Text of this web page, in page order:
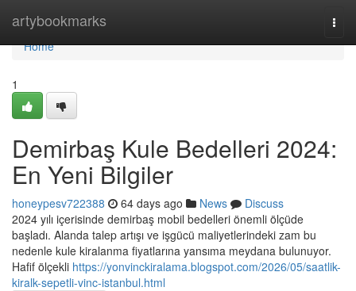
artybookmarks
Home
Home
1
Demirbaş Kule Bedelleri 2024:
En Yeni Bilgiler
honeypesv722388 64 days ago News
Discuss
2024 yılı içerisinde demirbaş mobil bedelleri önemli ölçüde
başladı. Alanda talep artışı ve işgücü maliyetlerindeki zam bu
nedenle kule kiralanma fiyatlarına yansıma meydana bulunuyor.
Hafif ölçekli https://yonvinckiralama.blogspot.com/2026/05/saatlik-
kiralk-sepetli-vinc-istanbul.html